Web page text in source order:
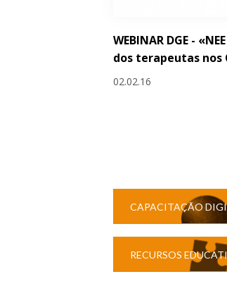
WEBINAR DGE -
dos terapeutas nos
02.02.16
CAPACITAÇÃO
RECURSOS